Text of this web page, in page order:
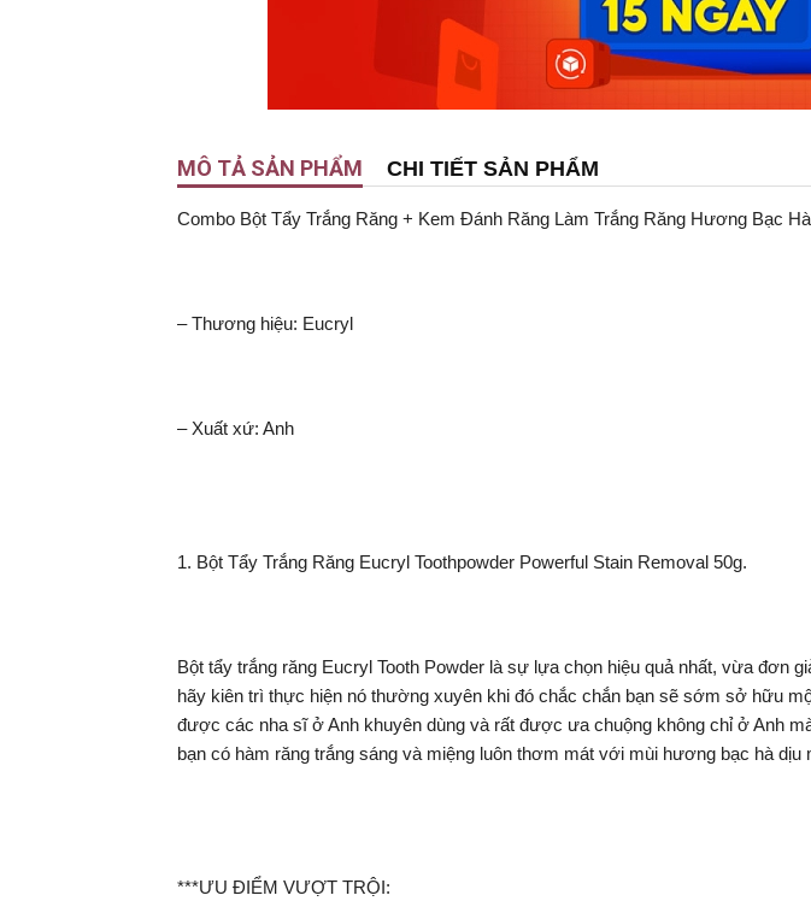
MÔ TẢ SẢN PHẨM CHI TIẾT SẢN PHẨM
Combo Bột Tẩy Trắng Răng + Kem Đánh Răng Làm Trắng Răng Hương Bạc
– Thương hiệu: Eucryl
– Xuất xứ: Anh
1. Bột Tẩy Trắng Răng Eucryl Toothpowder Powerful Stain Removal 50g.
Bột tẩy trắng răng Eucryl Tooth Powder là sự lựa chọn hiệu quả nhất, vừa đơn
hãy kiên trì thực hiện nó thường xuyên khi đó chắc chắn bạn sẽ sớm sở hữu
được các nha sĩ ở Anh khuyên dùng và rất được ưa chuộng không chỉ ở Anh
bạn có hàm răng trắng sáng và miệng luôn thơm mát với mùi hương bạc hà
***ƯU ĐIỂM VƯỢT TRỘI: